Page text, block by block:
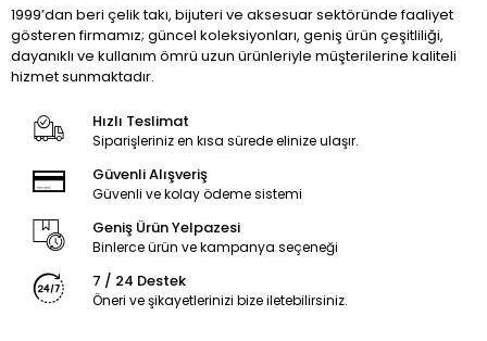
1999’dan beri çelik takı, bijuteri ve aksesuar sektöründe faaliyet
gösteren firmamız; güncel koleksiyonları, geniş ürün çeşitliliği,
dayanıklı ve kullanım ömrü uzun ürünleriyle müşterilerine kaliteli
hizmet sunmaktadır.
Hızlı Teslimat
Siparişleriniz en kısa sürede elinize ulaşır.
Güvenli Alışveriş
Güvenli ve kolay ödeme sistemi
Geniş Ürün Yelpazesi
Binlerce ürün ve kampanya seçeneği
7 / 24 Destek
Öneri ve şikayetlerinizi bize iletebilirsiniz.